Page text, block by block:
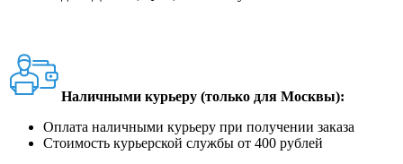
Наличными курьеру (только для Москвы):
Оплата наличными курьеру при получении заказа
Стоимость курьерской службы от 400 рублей